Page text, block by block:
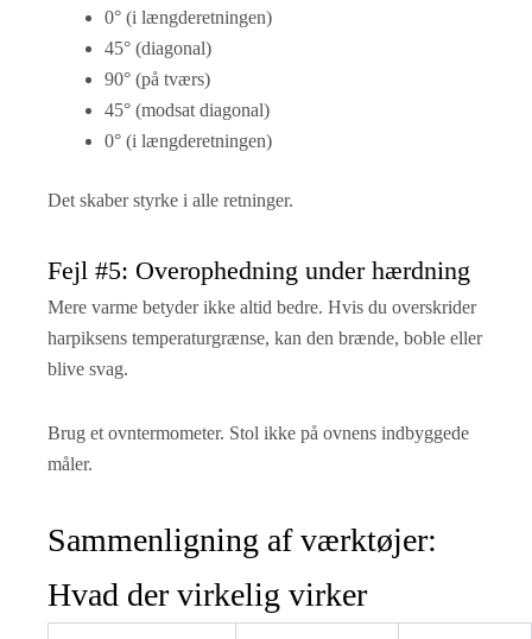
0° (i længderetningen)
45° (diagonal)
90° (på tværs)
45° (modsat diagonal)
0° (i længderetningen)
Det skaber styrke i alle retninger.
Fejl #5: Overophedning under hærdning
Mere varme betyder ikke altid bedre. Hvis du overskrider
harpiksens temperaturgrænse, kan den brænde, boble eller
blive svag.
Brug et ovntermometer. Stol ikke på ovnens indbyggede
måler.
Sammenligning af værktøjer:
Hvad der virkelig virker